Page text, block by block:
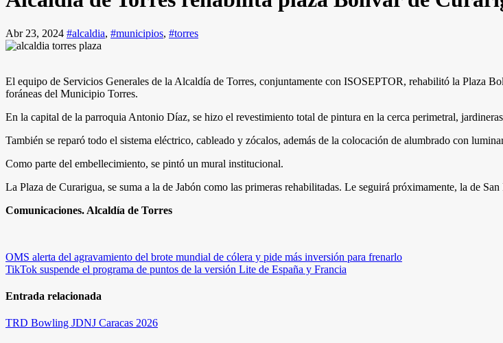
Abr 23, 2024 #alcaldia, #municipios, #torres
El equipo de Servicios Generales de la Alcaldía de Torres, conjuntamente con ISOSEPTOR, rehabilitó la Plaza
foráneas del Municipio Torres.
En la capital de la parroquia Antonio Díaz, se hizo el revestimiento total de pintura en la cerca perimetral,
También se reparó todo el sistema eléctrico, cableado y zócalos, además de la colocación de alumbrado con
Como parte del embellecimiento, se pintó un mural institucional.
La Plaza de Curarigua, se suma a la de Jabón como las primeras rehabilitadas. Le seguirá próximamente, la de
Comunicaciones. Alcaldía de Torres
Navegación
de
entradas
OMS alerta del agravamiento del brote mundial de cólera y pide más inversión para frenarlo
TikTok suspende el programa de puntos de la versión Lite de España y Francia
Entrada relacionada
TRD Bowling JDNJ Caracas 2026